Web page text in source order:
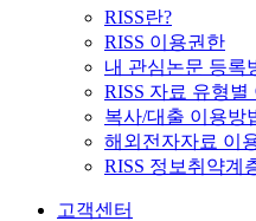
RISS란?
RISS 이용권한
내 관심논문 등록
RISS 자료 유형별
복사/대출 이용방
해외전자자료 이
RISS 정보취약계
고객센터